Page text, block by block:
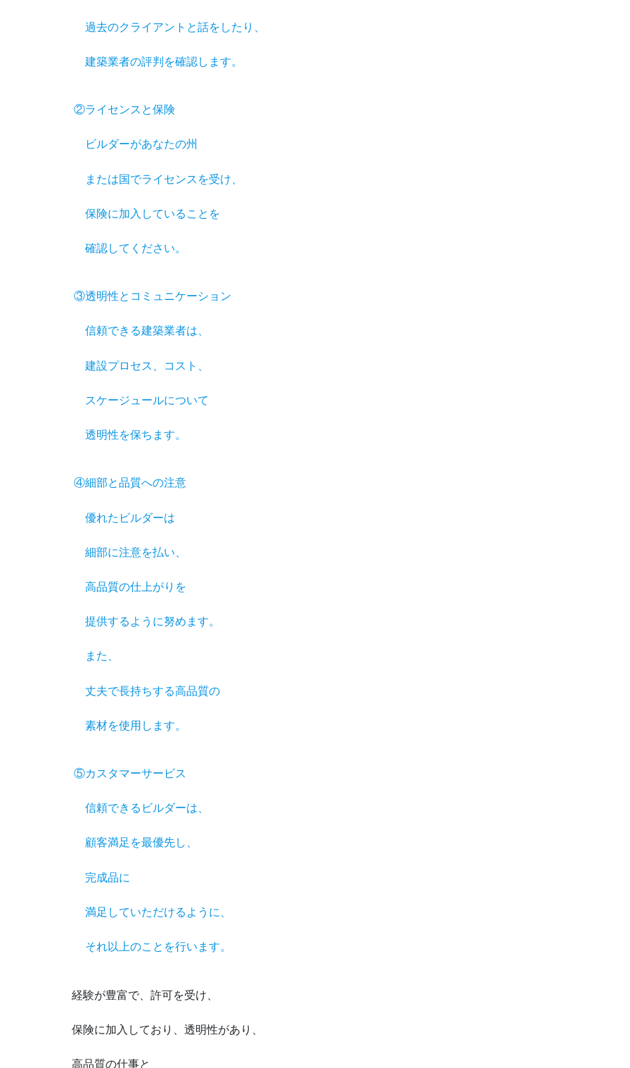
過去のクライアントと話をしたり、
建築業者の評判を確認します。
②ライセンスと保険
ビルダーがあなたの州
または国でライセンスを受け、
保険に加入していることを
確認してください。
③透明性とコミュニケーション
信頼できる建築業者は、
建設プロセス、コスト、
スケージュールについて
透明性を保ちます。
④細部と品質への注意
優れたビルダーは
細部に注意を払い、
高品質の仕上がりを
提供するように努めます。
また、
丈夫で長持ちする高品質の
素材を使用します。
⑤カスタマーサービス
信頼できるビルダーは、
顧客満足を最優先し、
完成品に
満足していただけるように、
それ以上のことを行います。
経験が豊富で、許可を受け、
保険に加入しており、透明性があり、
高品質の仕事と